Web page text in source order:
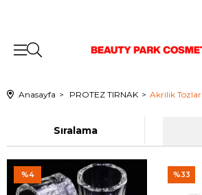
Anasayfa PROTEZ TIRNAK Akrilik Tozlar
Sıralama
%4 %33